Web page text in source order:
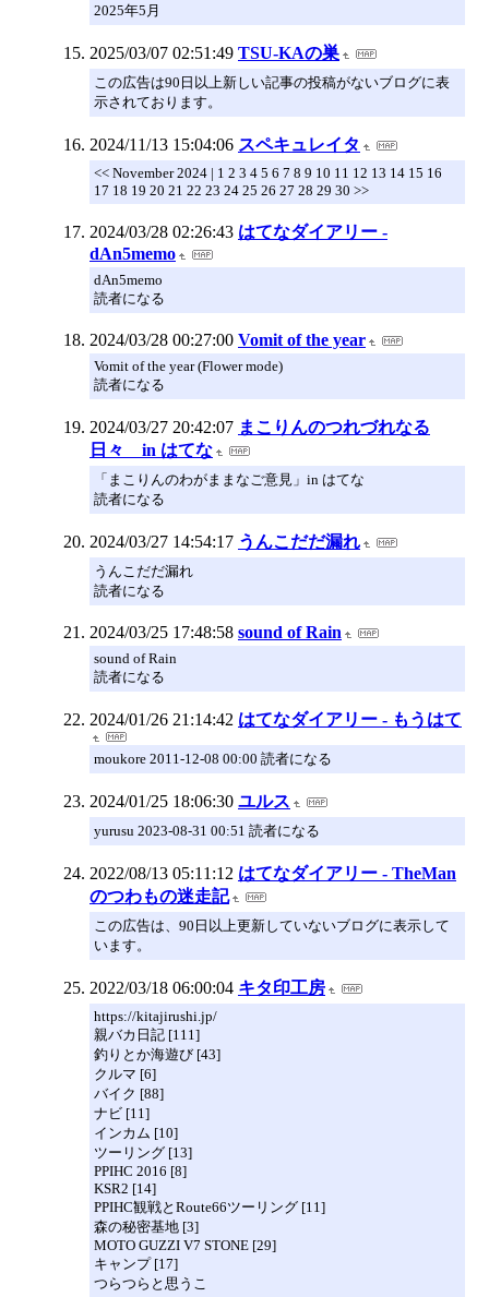
2025年5月
2025/03/07 02:51:49 TSU-KAの巣
この広告は90日以上新しい記事の投稿がないブログに表
示されております。
2024/11/13 15:04:06 スペキュレイタ
<< November 2024 | 1 2 3 4 5 6 7 8 9 10 11 12 13 14 15 16
17 18 19 20 21 22 23 24 25 26 27 28 29 30 >>
2024/03/28 02:26:43 はてなダイアリー -
dAn5memo
dAn5memo
読者になる
2024/03/28 00:27:00 Vomit of the year
Vomit of the year (Flower mode)
読者になる
2024/03/27 20:42:07 まこりんのつれづれなる
日々 in はてな
「まこりんのわがままなご意見」in はてな
読者になる
2024/03/27 14:54:17 うんこだだ漏れ
うんこだだ漏れ
読者になる
2024/03/25 17:48:58 sound of Rain
sound of Rain
読者になる
2024/01/26 21:14:42 はてなダイアリー - もうはて
moukore 2011-12-08 00:00 読者になる
2024/01/25 18:06:30 ユルス
yurusu 2023-08-31 00:51 読者になる
2022/08/13 05:11:12 はてなダイアリー - TheMan
のつわもの迷走記
この広告は、90日以上更新していないブログに表示して
います。
2022/03/18 06:00:04 キタ印工房
https://kitajirushi.jp/
親バカ日記 [111]
釣りとか海遊び [43]
クルマ [6]
バイク [88]
ナビ [11]
インカム [10]
ツーリング [13]
PPIHC 2016 [8]
KSR2 [14]
PPIHC観戦とRoute66ツーリング [11]
森の秘密基地 [3]
MOTO GUZZI V7 STONE [29]
キャンプ [17]
つらつらと思うこ